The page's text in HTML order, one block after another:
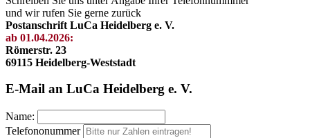
und wir rufen Sie gerne zurück
Postanschrift LuCa Heidelberg e. V.
ab 01.04.2026:
Römerstr. 23
69115 Heidelberg-Weststadt
E-Mail an LuCa Heidelberg e. V.
Name:
Telefononummer